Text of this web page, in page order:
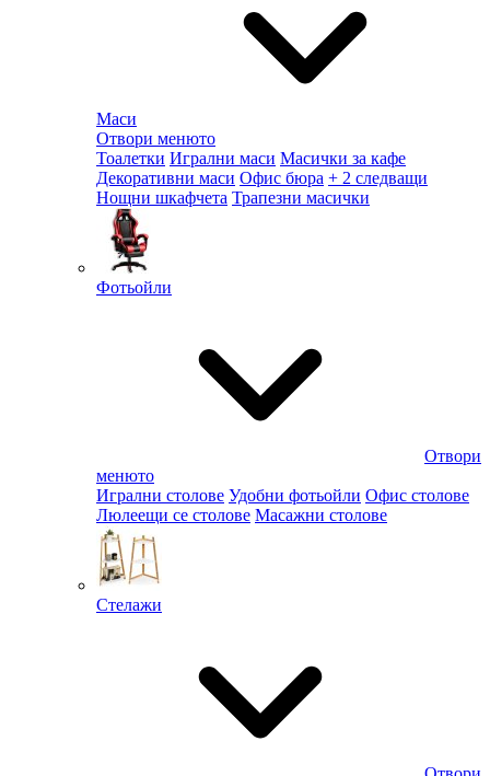
Маси
Отвори менюто
Тоалетки Игрални маси Масички за кафе
Декоративни маси Офис бюра + 2 следващи
Нощни шкафчета Трапезни масички
Фотьойли
Отвори
менюто
Игрални столове Удобни фотьойли Офис столове
Люлеещи се столове Масажни столове
Стелажи